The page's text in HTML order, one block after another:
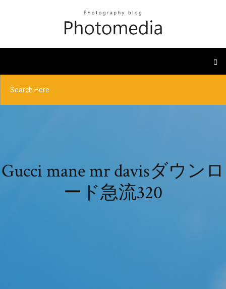
Gucci mane mr davisダウンロ
ード急流320